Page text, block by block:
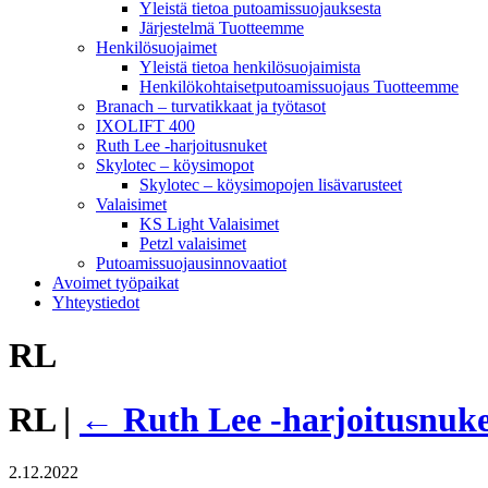
Yleistä tietoa putoamissuojauksesta
Järjestelmä Tuotteemme
Henkilösuojaimet
Yleistä tietoa henkilösuojaimista
Henkilökohtaisetputoamissuojaus Tuotteemme
Branach – turvatikkaat ja työtasot
IXOLIFT 400
Ruth Lee -harjoitusnuket
Skylotec – köysimopot
Skylotec – köysimopojen lisävarusteet
Valaisimet
KS Light Valaisimet
Petzl valaisimet
Putoamissuojausinnovaatiot
Avoimet työpaikat
Yhteystiedot
RL
RL | ← Ruth Lee -
2.12.2022